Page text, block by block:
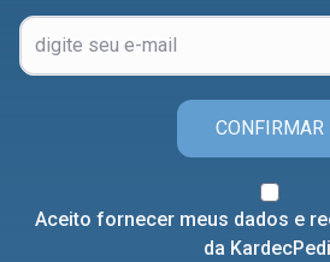
CONFIRMAR
Aceito fornecer meus dados e
da